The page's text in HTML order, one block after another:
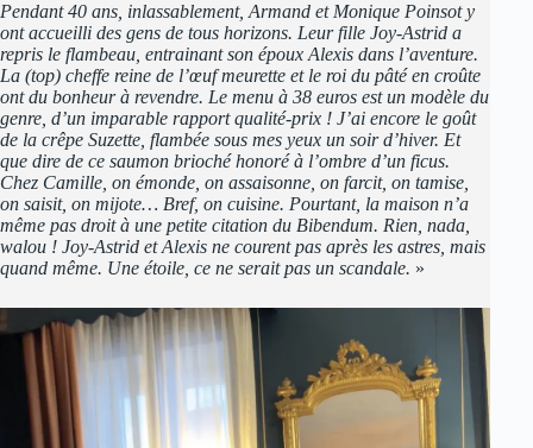
Pendant 40 ans, inlassablement, Armand et Monique Poinsot y
ont accueilli des gens de tous horizons. Leur fille Joy-Astrid a
repris le flambeau, entrainant son époux Alexis dans l’aventure.
La (top) cheffe reine de l’œuf meurette et le roi du pâté en croûte
ont du bonheur à revendre. Le menu à 38 euros est un modèle du
genre, d’un imparable rapport qualité-prix ! J’ai encore le goût
de la crêpe Suzette, flambée sous mes yeux un soir d’hiver. Et
que dire de ce saumon brioché honoré à l’ombre d’un ficus.
Chez Camille, on émonde, on assaisonne, on farcit, on tamise,
on saisit, on mijote… Bref, on cuisine. Pourtant, la maison n’a
même pas droit à une petite citation du Bibendum. Rien, nada,
walou ! Joy-Astrid et Alexis ne courent pas après les astres, mais
quand même. Une étoile, ce ne serait pas un scandale. »